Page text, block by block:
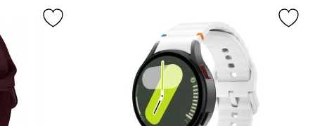
Wave Design Mörk Blå som favorit
Markera tech-Protect Galaxy Watch 4/5/5 Pro/6/